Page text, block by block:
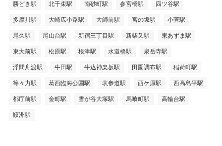
勝どき駅 北千束駅 南砂町駅 参宮橋駅 四ツ谷駅
多摩川駅 大崎広小路駅 大師前駅 宮の坂駅 小菅駅
尾久駅 尾山台駅 新宿三丁目駅 新柴又駅 東あずま駅
東大前駅 松原駅 根津駅 水道橋駅 泉岳寺駅
浮間舟渡駅 牛田駅 牛込神楽坂駅 田園調布駅 稲荷町駅
等々力駅 葛西臨海公園駅 表参道駅 西ケ原駅 西高島平駅
都庁前駅 金町駅 雪が谷大塚駅 馬喰町駅 高輪台駅
鮫洲駅